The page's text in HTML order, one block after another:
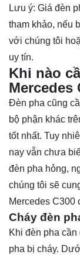
Lưu ý: Giá đèn
tham khảo, nếu
với chúng tôi
uy tín.
Khi nào
Mercedes
Đèn pha cũng
bộ phận khác
tốt nhất. Tuy
nay vẫn chưa
đèn pha hỏng,
chúng tôi sẽ
Mercedes C300
Cháy đèn
Khi đèn pha
pha bị cháy.